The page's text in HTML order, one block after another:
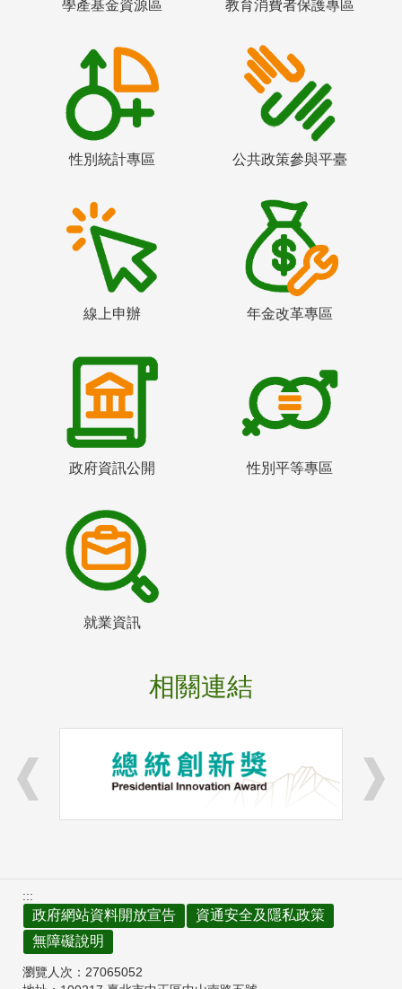
學產基金資源區 教育消費者保護專區
性別統計專區 公共政策參與平臺
線上申辦 年金改革專區
政府資訊公開 性別平等專區
就業資訊
相關連結
:::
政府網站資料開放宣告
資通安全及隱私政策
無障礙說明
瀏覽人次： 27065052